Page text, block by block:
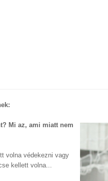
Mi az, ami miatt nem
volna védekezni vagy
kellett volna...